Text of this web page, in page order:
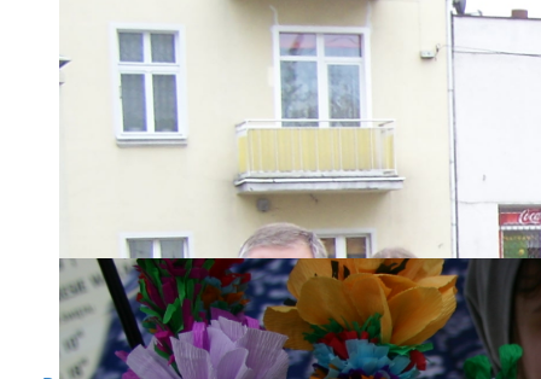
Dodatkowo na konto wpłynęło 57
wpłat na kwotę 18 097,75 zł
Regulamin przekazywania darowizn